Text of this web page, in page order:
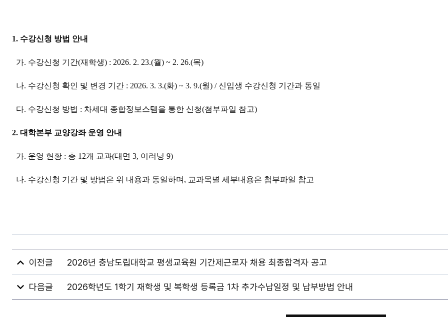
1. 수강신청 방법 안내
가. 수강신청 기간(재학생) : 2026. 2. 23.(월) ~ 2. 26.(목)
나. 수강신청 확인 및 변경 기간 : 2026. 3. 3.(화) ~ 3. 9.(월) / 신입생 수강신청 기간과 동일
다. 수강신청 방법 : 차세대 종합정보스템을 통한 신청(첨부파일 참고)
2. 대학본부 교양강좌 운영 안내
가. 운영 현황 : 총 12개 교과(대면 3, 이러닝 9)
나. 수강신청 기간 및 방법은 위 내용과 동일하며, 교과목별 세부내용은 첨부파일 참고
2026년 충남도립대학교 평생교육원 기간제근로자 채용 최종합격자 공고
2026학년도 1학기 재학생 및 복학생 등록금 1차 추가수납일정 및 납부방법 안내